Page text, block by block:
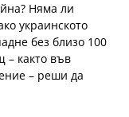
Няма ли
украинското
без близо 100
– както във
– реши да